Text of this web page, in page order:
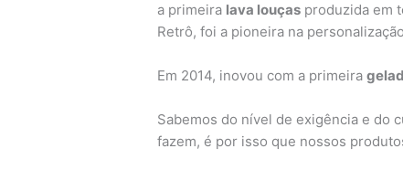
a primeira lava louças produzida em
Retrô, foi a pioneira na
Em 2014, inovou com a primeira
Sabemos do nível de exigência e do
fazem, é por isso que nossos